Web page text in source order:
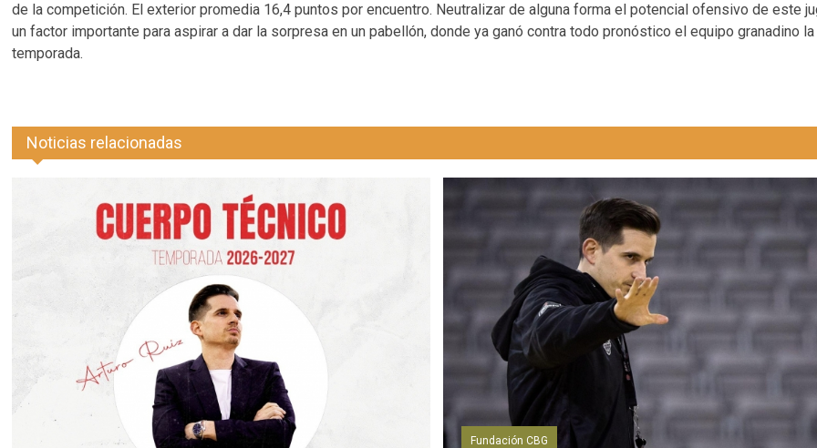
de la competición. El exterior promedia 16,4 puntos por encuentro. Neutralizar de alguna forma el potencial ofensivo de este
un factor importante para aspirar a dar la sorpresa en un pabellón, donde ya ganó contra todo pronóstico el equipo granadino
temporada.
Noticias relacionadas
Fundación CBG